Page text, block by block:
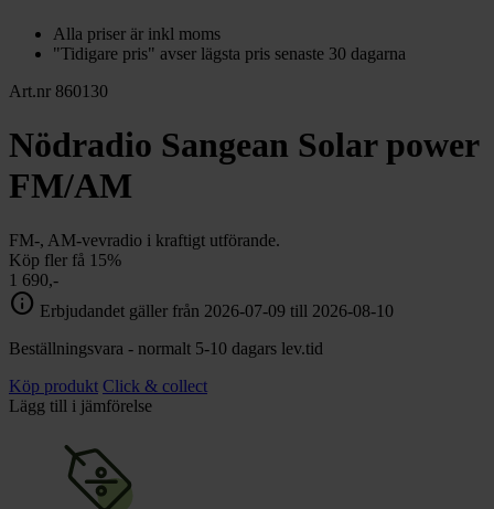
Alla priser är inkl moms
"Tidigare pris" avser lägsta pris senaste 30 dagarna
Art.nr 860130
Nödradio Sangean Solar power
FM/AM
FM-, AM-vevradio i kraftigt utförande.
Köp fler få 15%
1 690,-
info Erbjudandet gäller från 2026-07-09 till 2026-08-10
Beställningsvara - normalt 5-10 dagars lev.tid
Köp produkt Click & collect
Lägg till i jämförelse